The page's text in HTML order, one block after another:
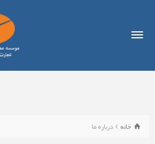
خانه درباره ما